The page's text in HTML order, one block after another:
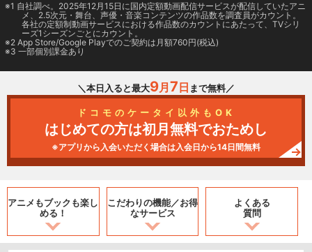
1 自社調べ。2025年12月15日に国内定額動画配信サービスが配信していたアニ
メ、2.5次元・舞台、声優・音楽コンテンツの作品数を調査員がカウント。
各社の定額制動画サービスにおける作品数のカウントにあたって、TVシリ
ーズ1シーズンごとにカウント。
2 App Store/Google Playでのご契約は月額760円(税込)
3 一部個別課金あり
＼本日入ると最大9月 7 日 まで無料／
ドコモのケータイ以外もOK
はじめての方は初月無料でおためし
※アプリから入会いただく場合は入会日から14日間無料
アニメもブックも楽し
める！
こだわりの機能／お得
なサービス
よくある
質問